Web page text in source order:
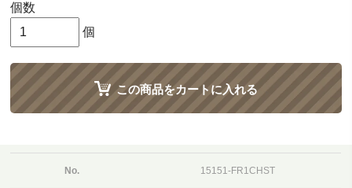
個数
個
この商品をカートに入れる
No. 15151-FR1CHST